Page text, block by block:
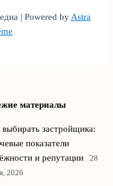
| Powered byAstra
материалы
выбирать застройщика:
показатели
и репутации
28
2026